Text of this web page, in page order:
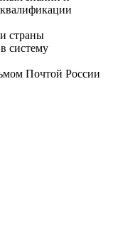
страны
систему
Почтой России